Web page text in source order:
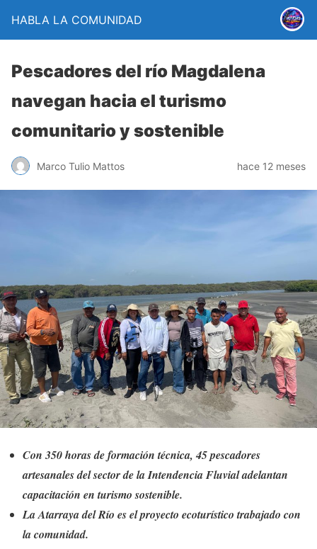
HABLA LA COMUNIDAD
Pescadores del río Magdalena
navegan hacia el turismo
comunitario y sostenible
Marco Tulio Mattos hace 12 meses
Con 350 horas de formación técnica, 45 pescadores
artesanales del sector de la Intendencia Fluvial adelantan
capacitación en turismo sostenible.
La Atarraya del Río es el proyecto ecoturístico trabajado con
la comunidad.